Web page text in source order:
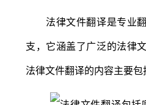
法律文件翻译是专业翻
支，它涵盖了广泛的法律
法律文件翻译的内容主要包